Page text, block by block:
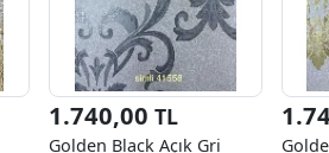
1.740,00 TL
Golden Black Açık Gri